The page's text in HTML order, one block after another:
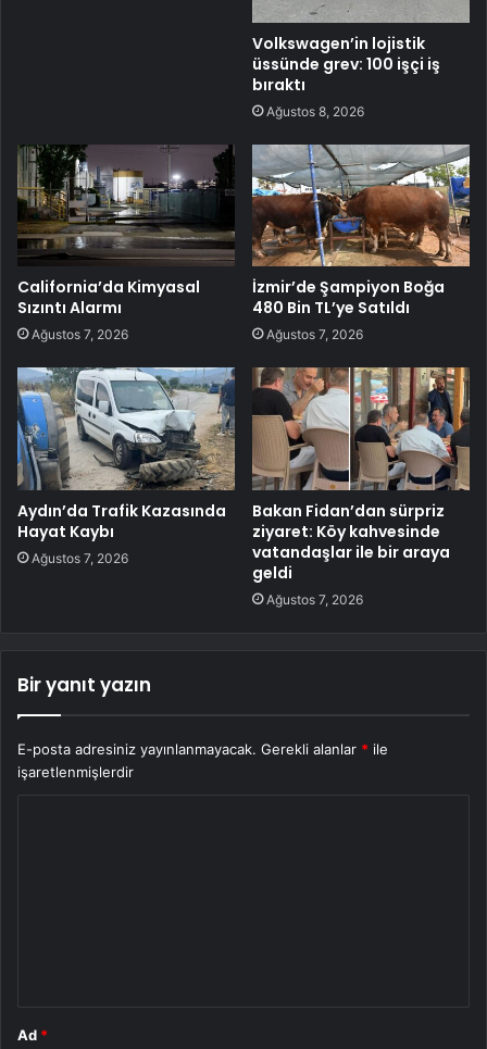
Volkswagen’in lojistik
üssünde grev: 100 işçi iş
bıraktı
Ağustos 8, 2026
California’da Kimyasal
Sızıntı Alarmı
Ağustos 7, 2026
İzmir’de Şampiyon Boğa
480 Bin TL’ye Satıldı
Ağustos 7, 2026
Aydın’da Trafik Kazasında
Hayat Kaybı
Ağustos 7, 2026
Bakan Fidan’dan sürpriz
ziyaret: Köy kahvesinde
vatandaşlar ile bir araya
geldi
Ağustos 7, 2026
Bir yanıt yazın
E-posta adresiniz yayınlanmayacak. Gerekli alanlar * ile
işaretlenmişlerdir
Ad *